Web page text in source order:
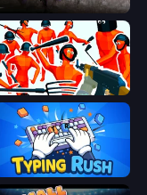
Samurai Legacy
Funny Shooter - Destroy All
Typing Rush